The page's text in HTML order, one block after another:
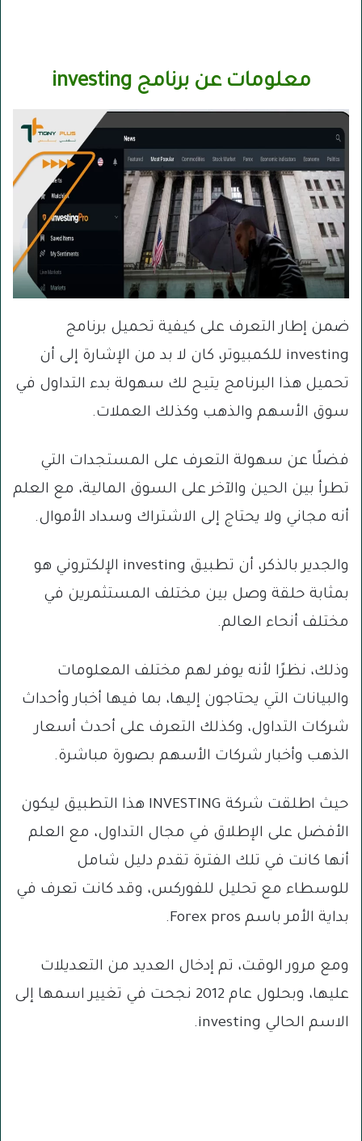
معلومات عن برنامج investing
ضمن إطار التعرف على كيفية تحميل برنامج
investing للكمبيوتر، كان لا بد من الإشارة إلى أن
تحميل هذا البرنامج يتيح لك سهولة بدء التداول في
سوق الأسهم والذهب وكذلك العملات.
فضلًا عن سهولة التعرف على المستجدات التي
تطرأ بين الحين والآخر على السوق المالية، مع العلم
أنه مجاني ولا يحتاج إلى الاشتراك وسداد الأموال.
والجدير بالذكر، أن تطبيق investing الإلكتروني هو
بمثابة حلقة وصل بين مختلف المستثمرين في
مختلف أنحاء العالم.
وذلك، نظرًا لأنه يوفر لهم مختلف المعلومات
والبيانات التي يحتاجون إليها، بما فيها أخبار وأحداث
شركات التداول، وكذلك التعرف على أحدث أسعار
الذهب وأخبار شركات الأسهم بصورة مباشرة.
حيث اطلقت شركة INVESTING هذا التطبيق ليكون
الأفضل على الإطلاق في مجال التداول، مع العلم
أنها كانت في تلك الفترة تقدم دليل شامل
للوسطاء مع تحليل للفوركس، وقد كانت تعرف في
بداية الأمر باسم Forex pros.
ومع مرور الوقت، تم إدخال العديد من التعديلات
عليها، وبحلول عام 2012 نجحت في تغيير اسمها إلى
الاسم الحالي investing.